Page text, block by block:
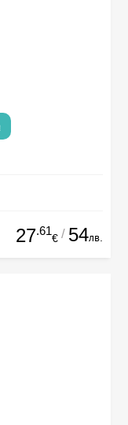
27.61
€ / 54лв.